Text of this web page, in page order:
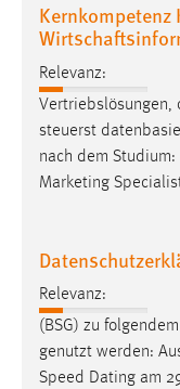
Relevanz:
Vertriebslösungen,
steuerst
nach dem
Marketing
Relevanz:
(BSG) zu
genutzt werden:
Speed Dating am